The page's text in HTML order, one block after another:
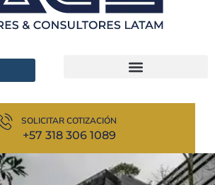
SOLICITAR COTIZACIÓN
+57 318 306 1089